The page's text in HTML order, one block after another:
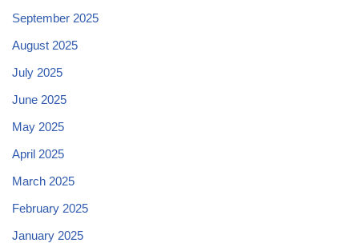
September 2025
August 2025
July 2025
June 2025
May 2025
April 2025
March 2025
February 2025
January 2025